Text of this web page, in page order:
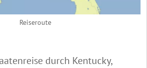
Reiseroute
durch Kentucky,